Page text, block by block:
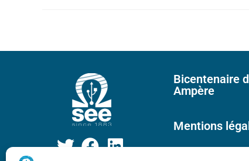
Bicentenaire
Ampère
Mentions